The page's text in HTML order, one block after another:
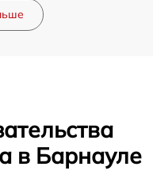
в Барнауле